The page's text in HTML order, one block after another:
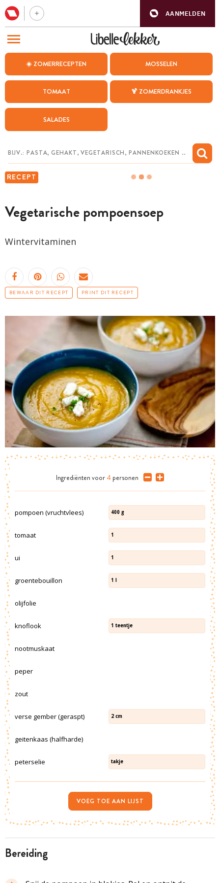
AANMELDEN
☀️ ZOMERRECEPTEN MOSSELEN
TOMAAT 🍹 ZOMERDRANKJES
SALADES
RECEPT
Vegetarische pompoensoep
Wintervitaminen
BEWAAR DIT RECEPT PRINT DIT RECEPT
bereiding
Ingrediënten voor 4 personen
pompoen (vruchtvlees) 400 g
tomaat 1
ui 1
groentebouillon 1 l
olijfolie
knoflook 1 teentje
nootmuskaat
peper
zout
verse gember (geraspt) 2 cm
geitenkaas (halfharde)
peterselie takje
VOEG TOE AAN LIJST
BEZOEK ONZE ANDERE WEBSITES
WEEKMENU
CHAT MET MAIA
MIJN BEWAARDE RECEPTEN